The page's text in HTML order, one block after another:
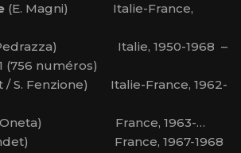
(E. Magni) Italie-France,
Pedrazza) Italie, 1950-1968 –
(756 numéros)
/ S. Fenzione) Italie-France, 1962-
Oneta) France, 1963-…
France, 1967-1968